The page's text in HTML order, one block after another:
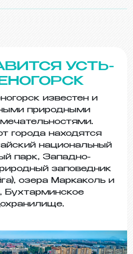
УСТЬ-
известен и
природными
города находятся
национальный
парк, Западно-
заповедник
озера Маркаколь и
Бухтарминское